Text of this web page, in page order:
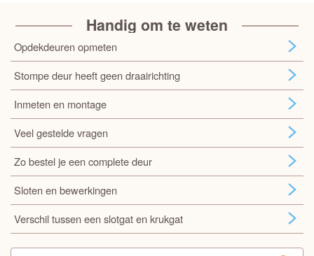
Handig om te weten
Opdekdeuren opmeten
Stompe deur heeft geen draairichting
Inmeten en montage
Veel gestelde vragen
Zo bestel je een complete deur
Sloten en bewerkingen
Verschil tussen een slotgat en krukgat